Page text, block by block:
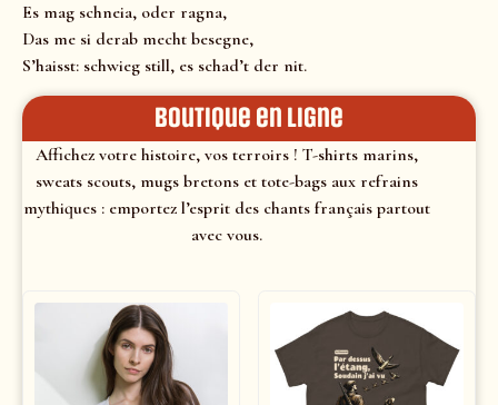
Es mag schneia, oder ragna,
Das me si derab mecht besegne,
S’haisst: schwieg still, es schad’t der nit.
Boutique en ligne
Affichez votre histoire, vos terroirs ! T-shirts marins,
sweats scouts, mugs bretons et tote-bags aux refrains
mythiques : emportez l’esprit des chants français partout
avec vous.